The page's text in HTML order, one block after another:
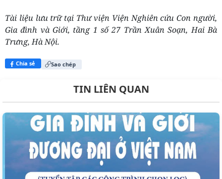
Tài liệu lưu trữ tại Thư viện Viện Nghiên cứu Con người,
Gia đình và Giới, tầng 1 số 27 Trần Xuân Soạn, Hai Bà
Trưng, Hà Nội.
Chia sẻ Sao chép
TIN LIÊN QUAN